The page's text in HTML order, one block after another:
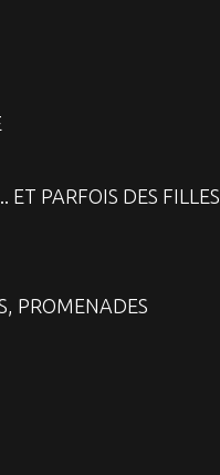
ET PARFOIS DES FILLES
PROMENADES